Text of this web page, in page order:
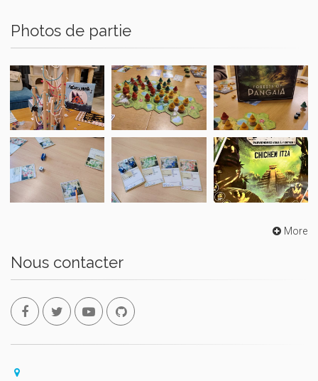
Photos de partie
More
Nous contacter